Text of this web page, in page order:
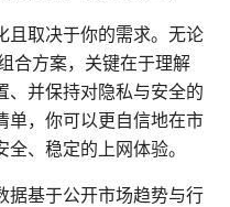
且取决于你的需求。无论
合方案，关键在于理解
、并保持对隐私与安全的
单，你可以更自信地在市
、稳定的上网体验。
据基于公开市场趋势与行